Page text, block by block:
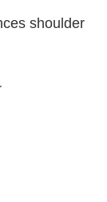
shoulder